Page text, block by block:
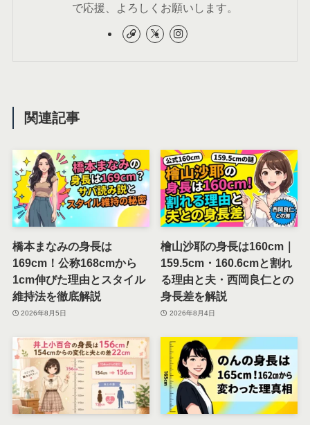
で応援、よろしくお願いします。
関連記事
橋本まなみの身長は
169cm！公称168cmから
1cm伸びた理由とスタイル
維持法を徹底解説
2026年8月5日
檜山沙耶の身長は160cm｜
159.5cm・160.6cmと割れ
る理由と夫・西岡良仁との
身長差を解説
2026年8月4日